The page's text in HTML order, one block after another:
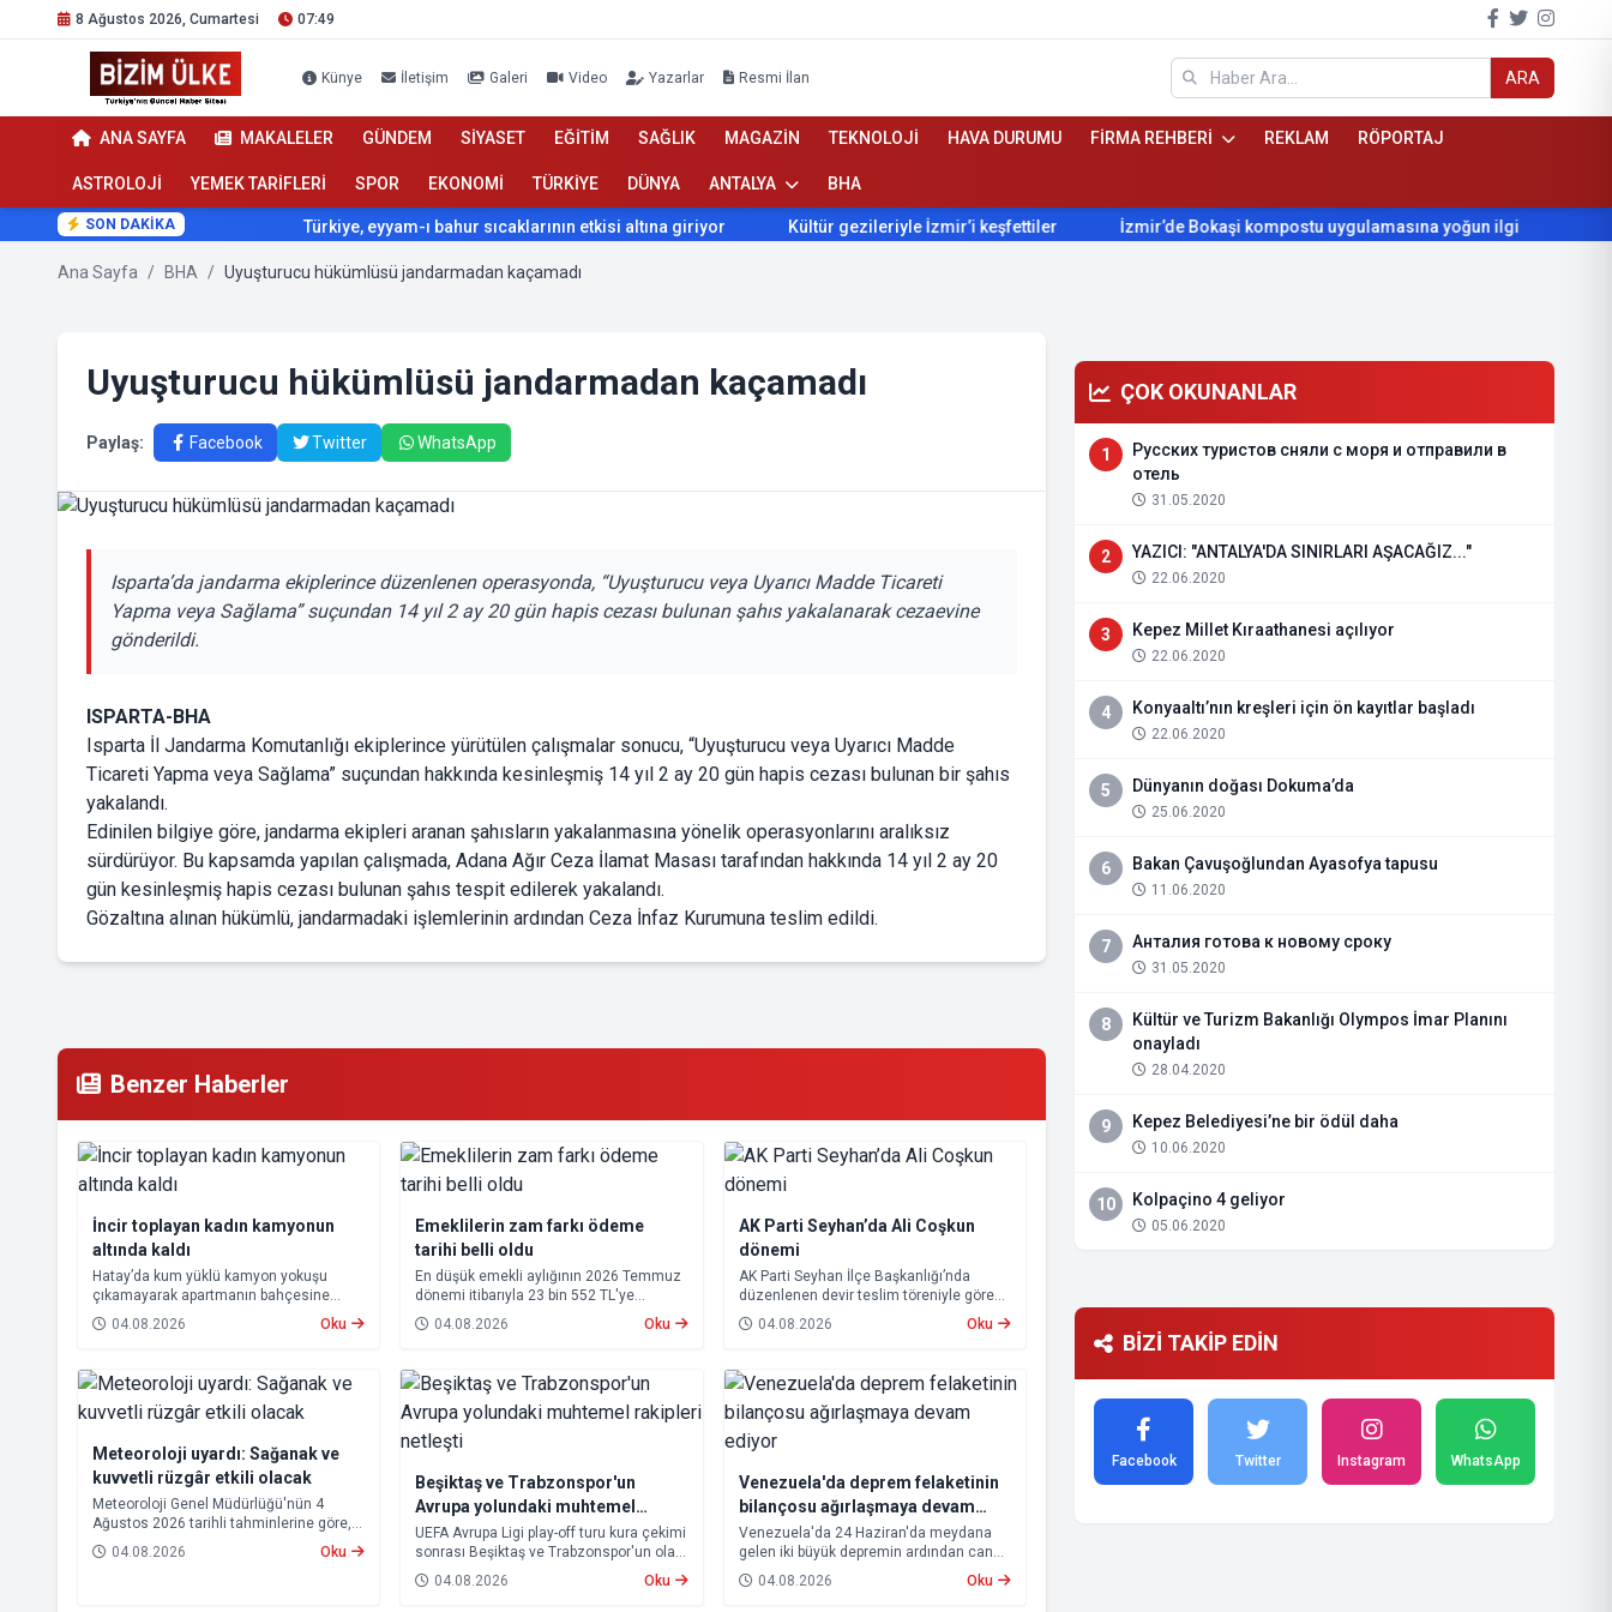
8 Ağustos 2026, Cumartesi 07:49
Künye İletişim Galeri Video Yazarlar Resmi İlan ARA
ANA SAYFA MAKALELER GÜNDEM SİYASET EĞİTİM SAĞLIK MAGAZİN TEKNOLOJİ HAVA DURUMU FİRMA REHBERİ REKLAM RÖPORTAJ
ASTROLOJİ YEMEK TARİFLERİ SPOR EKONOMİ TÜRKİYE DÜNYA ANTALYA BHA
SON DAKİKA Türkiye, eyyam-ı bahur sıcaklarının etkisi altına giriyor Kültür gezileriyle İzmir’i keşfettiler İzmir’de Bokaşi kompostu uygulamasına yoğun ilgi
Ana Sayfa / BHA / Uyuşturucu hükümlüsü jandarmadan kaçamadı
Uyuşturucu hükümlüsü jandarmadan kaçamadı
Paylaş: Facebook Twitter WhatsApp
Isparta’da jandarma ekiplerince düzenlenen operasyonda, “Uyuşturucu veya Uyarıcı Madde Ticareti
Yapma veya Sağlama” suçundan 14 yıl 2 ay 20 gün hapis cezası bulunan şahıs yakalanarak cezaevine
gönderildi.
ISPARTA-BHA
Isparta İl Jandarma Komutanlığı ekiplerince yürütülen çalışmalar sonucu, “Uyuşturucu veya Uyarıcı Madde
Ticareti Yapma veya Sağlama” suçundan hakkında kesinleşmiş 14 yıl 2 ay 20 gün hapis cezası bulunan bir şahıs
yakalandı.
Edinilen bilgiye göre, jandarma ekipleri aranan şahısların yakalanmasına yönelik operasyonlarını aralıksız
sürdürüyor. Bu kapsamda yapılan çalışmada, Adana Ağır Ceza İlamat Masası tarafından hakkında 14 yıl 2 ay 20
gün kesinleşmiş hapis cezası bulunan şahıs tespit edilerek yakalandı.
Gözaltına alınan hükümlü, jandarmadaki işlemlerinin ardından Ceza İnfaz Kurumuna teslim edildi.
Benzer Haberler
İncir toplayan kadın kamyonun
altında kaldı
Hatay’da kum yüklü kamyon yokuşu
çıkamayarak apartmanın bahçesine
devrildi. Kazada kamyonun altında kalan
10 çocuk annesi 65 yaşındaki kadın
04.08.2026 Oku
Emeklilerin zam farkı ödeme
tarihi belli oldu
En düşük emekli aylığının 2026 Temmuz
dönemi itibarıyla 23 bin 552 TL'ye
yükseltilmesi kapsamında oluşan maaş
farkları 7 Ağustos 2026 tarihinde
04.08.2026 Oku
AK Parti Seyhan’da Ali Coşkun
dönemi
AK Parti Seyhan İlçe Başkanlığı’nda
düzenlenen devir teslim töreniyle görevi
devralan Ali Coşkun resmen görevine
başladı. Hizmet vurgusu yapan Coşkun,
metrekaresine sevdalı olmaktır” dedi.
04.08.2026 Oku
Meteoroloji uyardı: Sağanak ve
kuvvetli rüzgâr etkili olacak
Meteoroloji Genel Müdürlüğü'nün 4
Ağustos 2026 tarihli tahminlerine göre,
yurdun kuzey kesimleri ile Akdeniz'in iç
bölgelerinde yer yer sağanak ve gök
04.08.2026 Oku
Beşiktaş ve Trabzonspor'un
Avrupa yolundaki muhtemel
rakipleri netleşti
UEFA Avrupa Ligi play-off turu kura çekimi
sonrası Beşiktaş ve Trabzonspor'un olası
rakipleri belli oldu. Avrupa kupalarında
yoluna devam eden Beşiktaş ve
04.08.2026 Oku
Venezuela'da deprem felaketinin
bilançosu ağırlaşmaya devam
ediyor
Venezuela'da 24 Haziran'da meydana
gelen iki büyük depremin ardından can
kaybı artmaya devam ediyor.
04.08.2026 Oku
ÇOK OKUNANLAR
1
Русских туристов сняли с моря и отправили в
отель
31.05.2020
2 YAZICI: "ANTALYA'DA SINIRLARI AŞACAĞIZ..."
22.06.2020
3 Kepez Millet Kıraathanesi açılıyor
22.06.2020
4 Konyaaltı’nın kreşleri için ön kayıtlar başladı
22.06.2020
5 Dünyanın doğası Dokuma’da
25.06.2020
6 Bakan Çavuşoğlundan Ayasofya tapusu
11.06.2020
7 Анталия готова к новому сроку
31.05.2020
8
Kültür ve Turizm Bakanlığı Olympos İmar Planını
onayladı
28.04.2020
9 Kepez Belediyesi’ne bir ödül daha
10.06.2020
10 Kolpaçino 4 geliyor
05.06.2020
BİZİ TAKİP EDİN
Facebook Twitter Instagram WhatsApp